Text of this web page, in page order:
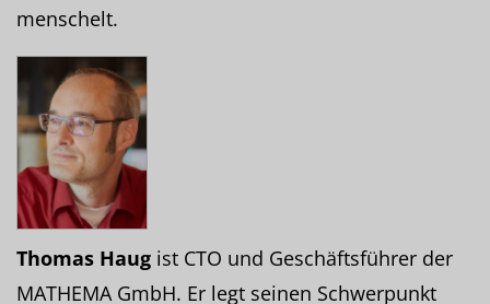
menschelt.
Thomas Haug ist CTO und Geschäftsführer der
MATHEMA GmbH. Er legt seinen Schwerpunkt